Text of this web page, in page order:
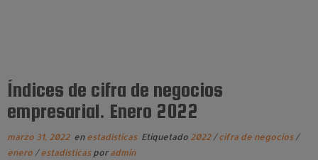
Índices de cifra de negocios
empresarial. Enero 2022
marzo 31, 2022en estadísticas Etiquetado 2022 /cifra de negocios /
enero /estadísticas por admin